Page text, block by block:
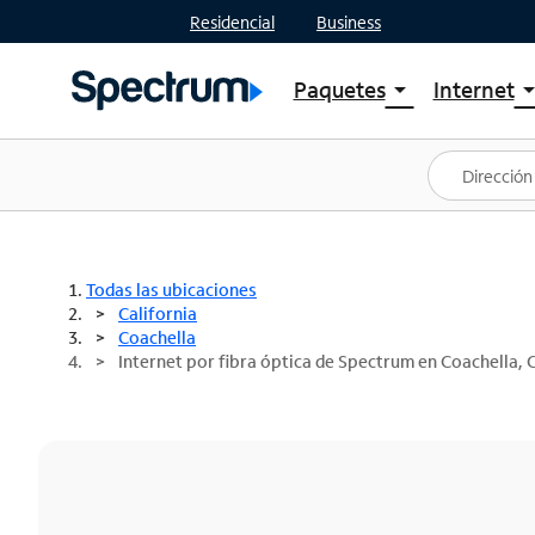
Residencial Business
Paquetesarrow_drop_down
Ver paquetes
Spectrum One
Mejores ofertas
Internetarrow_drop_down
Planes
Todas las ubicaciones
California
Coachella
Internet por fibra óptica de Spectrum en Coachella,